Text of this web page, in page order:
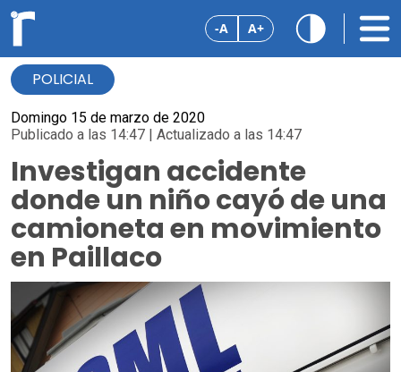
-A A+
POLICIAL
Domingo 15 de marzo de 2020
Publicado a las 14:47 | Actualizado a las 14:47
Investigan accidente
donde un niño cayó de una
camioneta en movimiento
en Paillaco